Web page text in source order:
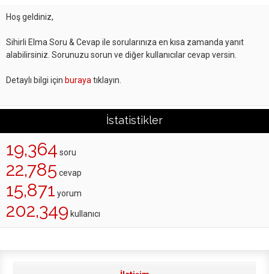
Hoş geldiniz,
Sihirli Elma Soru & Cevap ile sorularınıza en kısa zamanda yanıt
alabilirsiniz. Sorunuzu sorun ve diğer kullanıcılar cevap versin.
Detaylı bilgi için buraya tıklayın.
İstatistikler
19,364 soru
22,785 cevap
15,871 yorum
202,349 kullanıcı